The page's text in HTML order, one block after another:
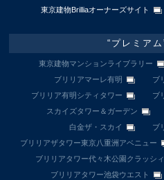
東京建物Brilliaオーナーズサイト
“プレミア
東京建物マンションライブラリー
ブリリアマーレ有明
ブ
ブリリア有明シティタワー
ブ
スカイズタワー＆ガーデン
白金ザ・スカイ
ブ
ブリリアザタワー東京八重洲アベニュー
ブリリアタワー代々木公園クラッシィ
ブリリアタワー池袋ウエスト